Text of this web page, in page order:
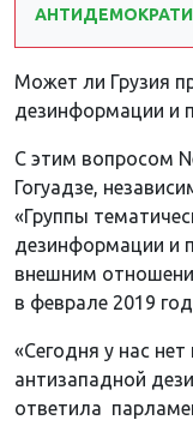
Может ли Грузия
дезинформации и
С этим вопросом
Гогуадзе,
«Группы
дезинформации и
внешним
в феврале 2019
«Сегодня у нас
антизападной
ответила